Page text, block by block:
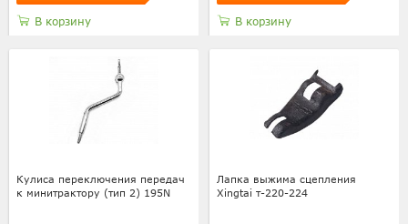
В корзину В корзину
Кулиса переключения передач
к минитрактору (тип 2) 195N
Лапка выжима сцепления
Xingtai т-220-224